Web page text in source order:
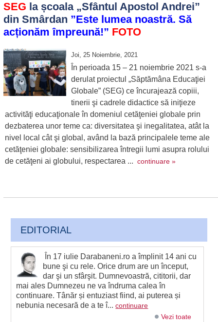
SEG la școala „Sfântul Apostol Andrei”
din Smârdan ”Este lumea noastră. Să
acționăm împreună!” FOTO
Joi, 25 Noiembrie, 2021
În perioada 15 – 21 noiembrie 2021 s-a
derulat proiectul „Săptămâna Educaţiei
Globale” (SEG) ce încurajează copiii,
tinerii şi cadrele didactice să iniţieze
activităţi educaţionale în domeniul cetăţeniei globale prin
dezbaterea unor teme ca: diversitatea şi inegalitatea, atât la
nivel local cât şi global, având la bază principalele teme ale
cetăţeniei globale: sensibilizarea întregii lumi asupra rolului
de cetăţeni ai globului, respectarea ... continuare »
EDITORIAL
În 17 iulie Darabaneni.ro a împlinit 14 ani cu
bune şi cu rele. Orice drum are un început,
dar şi un sfârşit. Dumnevoastră, cititorii, dar
mai ales Dumnezeu ne va îndruma calea în
continuare. Tânăr și entuziast fiind, ai puterea și
nebunia necesară de a te î...continuare
Vezi toate